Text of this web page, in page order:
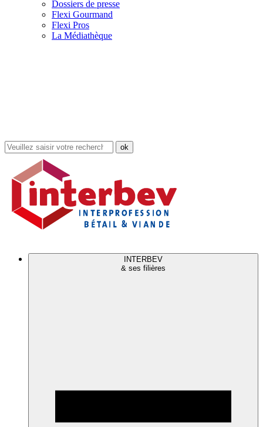
Dossiers de presse
Flexi Gourmand
Flexi Pros
La Médiathèque
Rechercher
dans
site
INTERBEV
& ses filières